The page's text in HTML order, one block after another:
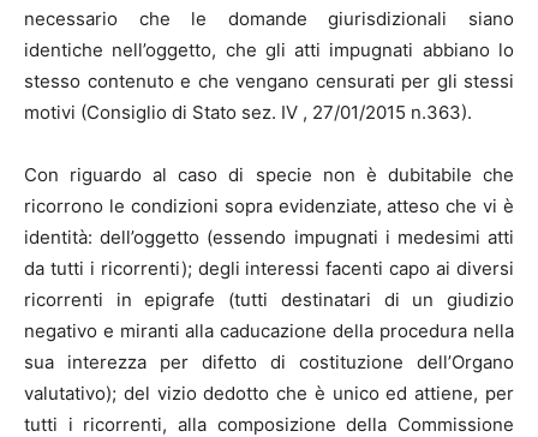
necessario che le domande giurisdizionali siano
identiche nell’oggetto, che gli atti impugnati abbiano lo
stesso contenuto e che vengano censurati per gli stessi
motivi (Consiglio di Stato sez. IV , 27/01/2015 n.363).
Con riguardo al caso di specie non è dubitabile che
ricorrono le condizioni sopra evidenziate, atteso che vi è
identità: dell’oggetto (essendo impugnati i medesimi atti
da tutti i ricorrenti); degli interessi facenti capo ai diversi
ricorrenti in epigrafe (tutti destinatari di un giudizio
negativo e miranti alla caducazione della procedura nella
sua interezza per difetto di costituzione dell’Organo
valutativo); del vizio dedotto che è unico ed attiene, per
tutti i ricorrenti, alla composizione della Commissione